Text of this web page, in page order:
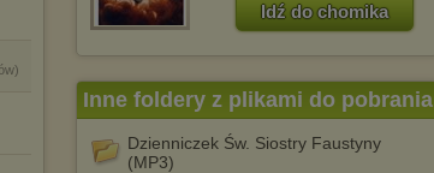
Idź do chomika
Inne foldery z plikami do pobrania
Dzienniczek Św. Siostry Faustyny
(MP3)